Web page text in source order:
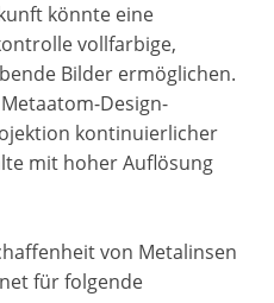
könnte eine
vollfarbige,
Bilder ermöglichen.
Design-
kontinuierlicher
mit hoher Auflösung
von Metalinsen
für folgende